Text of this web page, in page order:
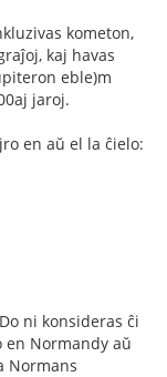
kometon,
kaj havas
eble)m
jaroj.
en aŭ el la ĉielo:
ni konsideras ĉi
Normandy aŭ
Normans